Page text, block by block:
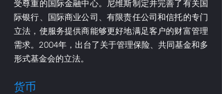
受尊重的国际金融中心。尼维斯制定并完善了有关国
际银行、国际商业公司、有限责任公司和信托的专门
立法，使服务提供商能够更好地满足客户的财富管理
需求。2004年，出台了关于管理保险、共同基金和多
形式基金会的立法。
货币